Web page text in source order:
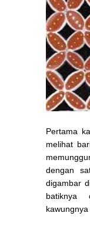
Pertama
melihat
dengan
digambar
batiknya